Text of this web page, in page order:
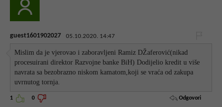
guest1601902027 05.10.2020. 14:47
Mislim da je vjerovao i zaboravljeni Ramiz DŽaferović(nikad
procesuirani direktor Razvojne banke BiH) Dodijelio kredit u više
navrata sa bezobrazno niskom kamatom,koji se vraća od zakupa
uvrnutog tornja.
1 0 Odgovori